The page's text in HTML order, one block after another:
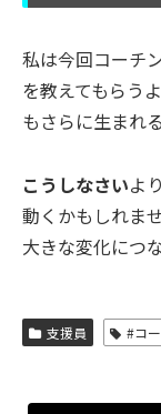
私は今回コーチ
を教えてもらう
もさらに生まれ
こうしなさいよ
動くかもしれま
大きな変化につ
支援員 #コ